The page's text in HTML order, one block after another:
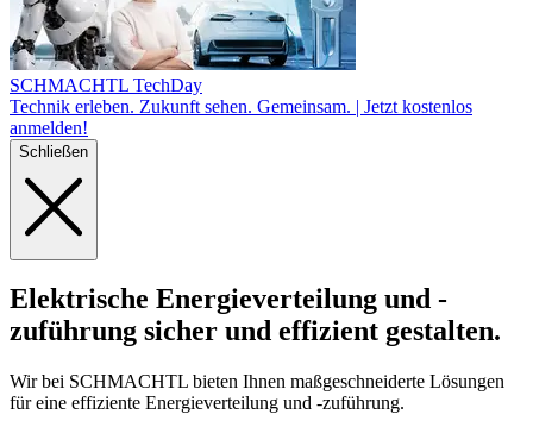
SCHMACHTL TechDay
Technik erleben. Zukunft sehen. Gemeinsam. | Jetzt kostenlos
anmelden!
Schließen
Elektrische Energieverteilung und -
zuführung sicher und effizient gestalten.
Wir bei SCHMACHTL bieten Ihnen maßgeschneiderte Lösungen
für eine effiziente Energieverteilung und -zuführung.